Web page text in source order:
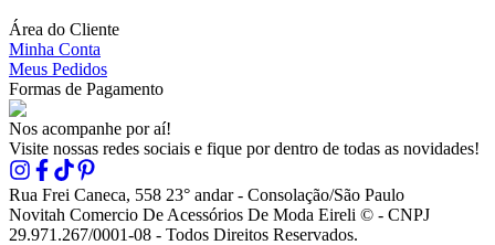
Área do Cliente
Minha Conta
Meus Pedidos
Formas de Pagamento
Nos acompanhe por aí!
Visite nossas redes sociais e fique por dentro de todas as novidades!
Rua Frei Caneca, 558 23° andar - Consolação/São Paulo
Novitah Comercio De Acessórios De Moda Eireli © - CNPJ
29.971.267/0001-08 - Todos Direitos Reservados.